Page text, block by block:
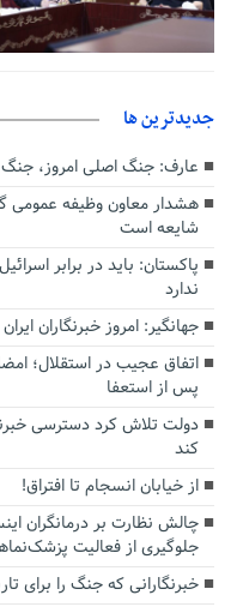
جديدترين ها
عارف: جنگ اصلی امروز،
هشدار معاون وظیفه عمومی
شایعه است
پاکستان: باید در برابر
ندارد
جهانگیر: امروز خبرنگاران
پس از استعفا
دولت تلاش کرد دسترسی
کند
از خیابان انسجام تا افتراق!
چالش نظارت بر درمانگران
جلوگیری از فعالیت
خبرنگارانی که جنگ را برای